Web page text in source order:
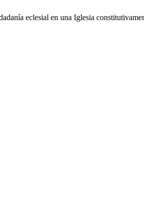
eclesial en una Iglesia